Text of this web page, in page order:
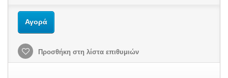
Αγορά
Προσθήκη στη λίστα επιθυμιών